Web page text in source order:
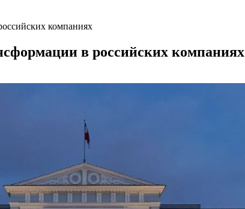
компаниях
в российских компаниях